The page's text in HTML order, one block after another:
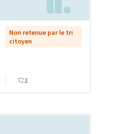
Non retenue par le tri
citoyen
2